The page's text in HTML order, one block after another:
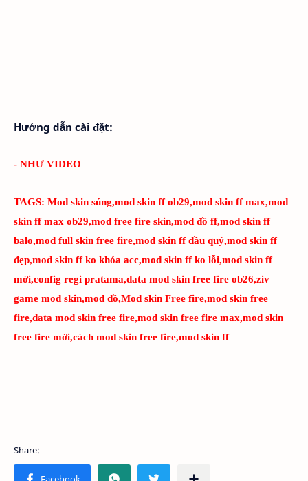
Hướng dẫn cài đặt:
- NHƯ VIDEO
TAGS: Mod skin súng,mod skin ff ob29,mod skin ff max,mod
skin ff max ob29,mod free fire skin,mod đồ ff,mod skin ff
balo,mod full skin free fire,mod skin ff đầu quỷ,mod skin ff
đẹp,mod skin ff ko khóa acc,mod skin ff ko lỗi,mod skin ff
mới,config regi pratama,data mod skin free fire ob26,ziv
game mod skin,mod đồ,Mod skin Free fire,mod skin free
fire,data mod skin free fire,mod skin free fire max,mod skin
free fire mới,cách mod skin free fire,mod skin ff